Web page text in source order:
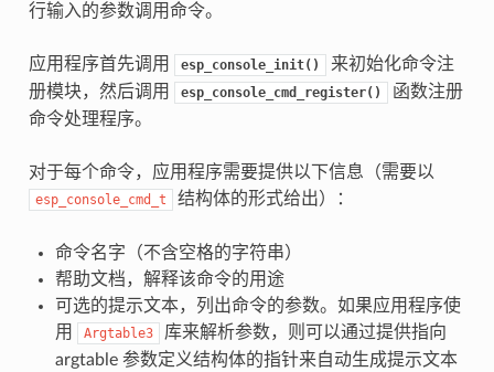
行输入的参数调用命令。
应用程序首先调用 esp_console_init()
来初始化命令注
册模块，然后调用
esp_console_cmd_register()
函数注册
命令处理程序。
对于每个命令，应用程序需要提供以下信息（需要以
esp_console_cmd_t 结构体的形式给出）：
命令名字（不含空格的字符串）
帮助文档，解释该命令的用途
可选的提示文本，列出命令的参数。如果应用程序使
用
Argtable3
库来解析参数，则可以通过提供指向
argtable 参数定义结构体的指针来自动生成提示文本